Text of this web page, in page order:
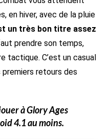
en hiver, avec de la pluie
un très bon titre assez
prendre son temps,
tactique. C’est un casual
premiers retours des
àGlory Ages
4.1 au moins.